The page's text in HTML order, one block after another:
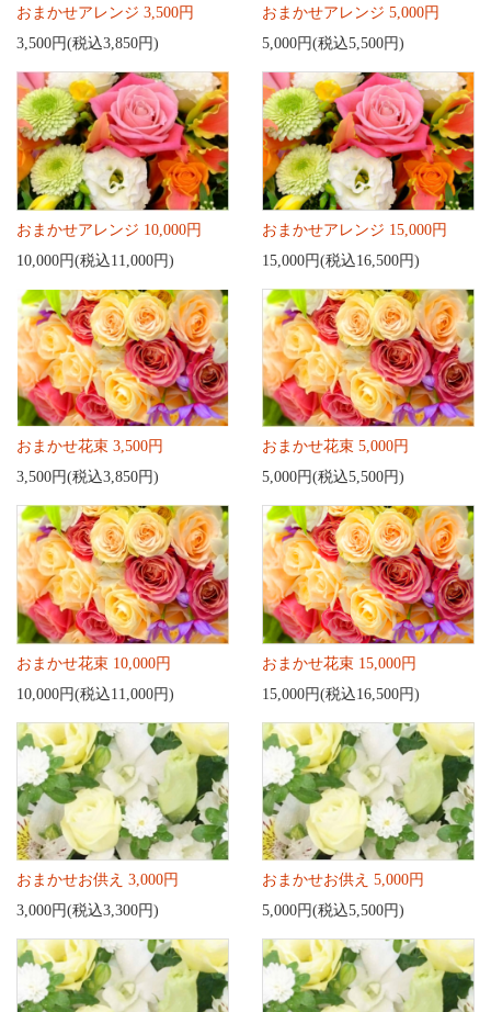
おまかせアレンジ 3,500円
3,500円(税込3,850円)
おまかせアレンジ 5,000円
5,000円(税込5,500円)
おまかせアレンジ 10,000円
10,000円(税込11,000円)
おまかせアレンジ 15,000円
15,000円(税込16,500円)
おまかせ花束 3,500円
3,500円(税込3,850円)
おまかせ花束 5,000円
5,000円(税込5,500円)
おまかせ花束 10,000円
10,000円(税込11,000円)
おまかせ花束 15,000円
15,000円(税込16,500円)
おまかせお供え 3,000円
3,000円(税込3,300円)
おまかせお供え 5,000円
5,000円(税込5,500円)